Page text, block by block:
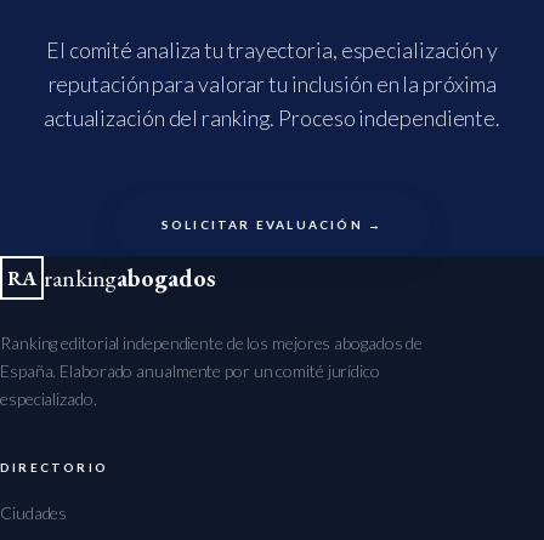
El comité analiza tu trayectoria, especialización y
reputación para valorar tu inclusión en la próxima
actualización del ranking. Proceso independiente.
SOLICITAR EVALUACIÓN →
RA rankingabogados
Ranking editorial independiente de los mejores abogados de
España. Elaborado anualmente por un comité jurídico
especializado.
DIRECTORIO
Ciudades